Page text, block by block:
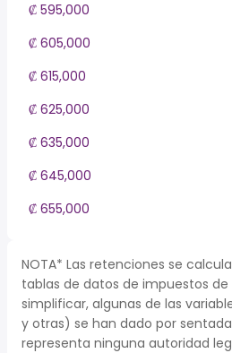
₡ 595,000
₡ 605,000
₡ 615,000
₡ 625,000
₡ 635,000
₡ 645,000
₡ 655,000
NOTA* Las retenciones se
tablas de datos de impuestos de
simplificar, algunas de las
y otras) se han dado por
representa ninguna autoridad